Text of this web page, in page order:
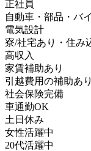
正社員
自動車・部品・バ
電気設計
寮/社宅あり・住み
高収入
家賃補助あり
引越費用の補助あり
社会保険完備
車通勤OK
土日休み
女性活躍中
20代活躍中